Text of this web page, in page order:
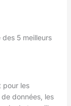
5 meilleurs
pour les
données, les